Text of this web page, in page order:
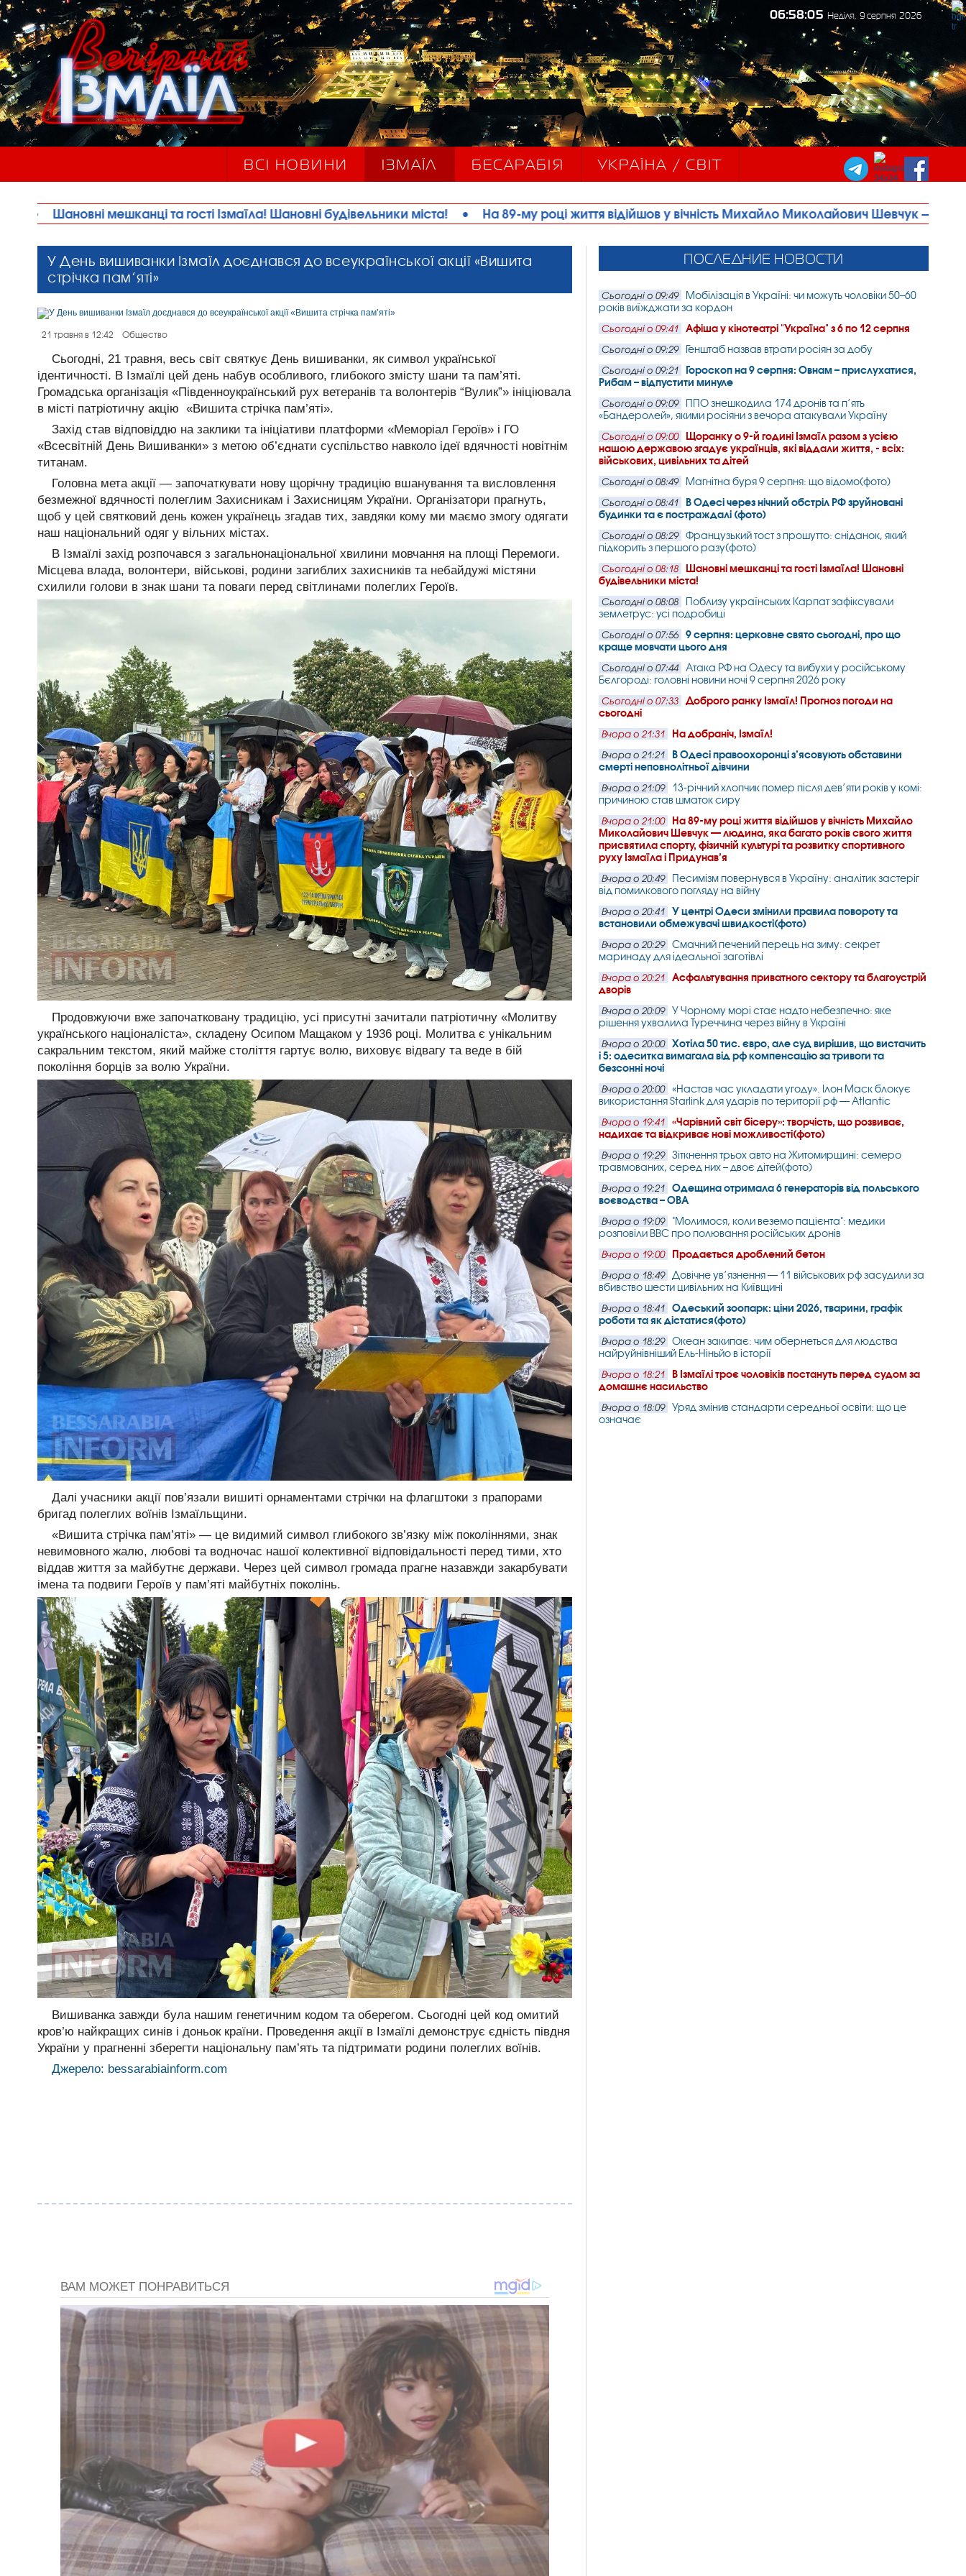
06:58:07 Неділя, 9 серпня 2026
ВСІ НОВИНИ ІЗМАЇЛ БЕСАРАБІЯ УКРАЇНА / СВІТ
та гості Ізмаїла! Шановні будівельники міста! • На 89-му році життя відійшов у вічність Михайло Миколайович Шевчук — людина, яка багато
У День вишиванки Ізмаїл доєднався до всеукраїнської акції «Вишита
стрічка пам’яті»
21 травня в 12:42 Общество
Сьогодні, 21 травня, весь світ святкує День вишиванки, як символ української
ідентичності. В Ізмаїлі цей день набув особливого, глибокого змісту шани та пам’яті.
Громадська організація «Південноукраїнський рух ветеранів та волонтерів “Вулик”» ініціювала
в місті патріотичну акцію «Вишита стрічка пам’яті».
Захід став відповіддю на заклики та ініціативи платформи «Меморіал Героїв» і ГО
«Всесвітній День Вишиванки» з метою об’єднати суспільство навколо ідеї вдячності новітнім
титанам.
Головна мета акції — започаткувати нову щорічну традицію вшанування та висловлення
безмежної вдячності полеглим Захисникам і Захисницям України. Організатори прагнуть,
щоб у цей святковий день кожен українець згадав тих, завдяки кому ми маємо змогу одягати
наш національний одяг у вільних містах.
В Ізмаїлі захід розпочався з загальнонаціональної хвилини мовчання на площі Перемоги.
Місцева влада, волонтери, військові, родини загиблих захисників та небайдужі містяни
схилили голови в знак шани та поваги перед світлинами полеглих Героїв.
Продовжуючи вже започатковану традицію, усі присутні зачитали патріотичну «Молитву
українського націоналіста», складену Осипом Мащаком у 1936 році. Молитва є унікальним
сакральним текстом, який майже століття гартує волю, виховує відвагу та веде в бій
покоління борців за волю України.
Далі учасники акції пов’язали вишиті орнаментами стрічки на флагштоки з прапорами
бригад полеглих воїнів Ізмаїльщини.
«Вишита стрічка пам’яті» — це видимий символ глибокого зв’язку між поколіннями, знак
невимовного жалю, любові та водночас нашої колективної відповідальності перед тими, хто
віддав життя за майбутнє держави. Через цей символ громада прагне назавжди закарбувати
імена та подвиги Героїв у пам’яті майбутніх поколінь.
Вишиванка завжди була нашим генетичним кодом та оберегом. Сьогодні цей код омитий
кров’ю найкращих синів і доньок країни. Проведення акції в Ізмаїлі демонструє єдність півдня
України у прагненні зберегти національну пам’ять та підтримати родини полеглих воїнів.
Джерело: bessarabiainform.com
ПОСЛЕДНИЕ НОВОСТИ
Сьогодні о 09:49
Мобілізація в Україні: чи можуть чоловіки 50–60
років виїжджати за кордон
Сьогодні о 09:41 Афіша у кінотеатрі "Україна" з 6 по 12 серпня
Сьогодні о 09:29 Генштаб назвав втрати росіян за добу
Сьогодні о 09:21
Гороскоп на 9 серпня: Овнам – прислухатися,
Рибам – відпустити минуле
Сьогодні о 09:09
ППО знешкодила 174 дронів та п’ять
«Бандеролей», якими росіяни з вечора атакували Україну
Сьогодні о 09:00
Щоранку о 9-й годині Ізмаїл разом з усією
нашою державою згадує українців, які віддали життя, - всіх:
військових, цивільних та дітей
Сьогодні о 08:49 Магнітна буря 9 серпня: що відомо(фото)
Сьогодні о 08:41
В Одесі через нічний обстріл РФ зруйновані
будинки та є постраждалі (фото)
Сьогодні о 08:29
Французький тост з прошутто: сніданок, який
підкорить з першого разу(фото)
Сьогодні о 08:18
Шановні мешканці та гості Ізмаїла! Шановні
будівельники міста!
Сьогодні о 08:08
Поблизу українських Карпат зафіксували
землетрус: усі подробиці
Сьогодні о 07:56
9 серпня: церковне свято сьогодні, про що
краще мовчати цього дня
Сьогодні о 07:44
Атака РФ на Одесу та вибухи у російському
Бєлгороді: головні новини ночі 9 серпня 2026 року
Сьогодні о 07:33
Доброго ранку Ізмаїл! Прогноз погоди на
сьогодні
Вчора о 21:31 На добраніч, Ізмаїл!
Вчора о 21:21
В Одесі правоохоронці з’ясовують обставини
смерті неповнолітньої дівчини
Вчора о 21:09
13-річний хлопчик помер після дев’яти років у комі:
причиною став шматок сиру
Вчора о 21:00
На 89-му році життя відійшов у вічність Михайло
Миколайович Шевчук — людина, яка багато років свого життя
присвятила спорту, фізичній культурі та розвитку спортивного
руху Ізмаїла і Придунав’я
Вчора о 20:49
Песимізм повернувся в Україну: аналітик застеріг
від помилкового погляду на війну
Вчора о 20:41
У центрі Одеси змінили правила повороту та
встановили обмежувачі швидкості(фото)
Вчора о 20:29
Смачний печений перець на зиму: секрет
маринаду для ідеальної заготівлі
Вчора о 20:21
Асфальтування приватного сектору та благоустрій
дворів
Вчора о 20:09
У Чорному морі стає надто небезпечно: яке
рішення ухвалила Туреччина через війну в Україні
Вчора о 20:00
Хотіла 50 тис. євро, але суд вирішив, що вистачить
і 5: одеситка вимагала від рф компенсацію за тривоги та
безсонні ночі
Вчора о 20:00
«Настав час укладати угоду». Ілон Маск блокує
використання Starlink для ударів по території рф — Atlantic
Вчора о 19:41
«Чарівний світ бісеру»: творчість, що розвиває,
надихає та відкриває нові можливості(фото)
Вчора о 19:29
Зіткнення трьох авто на Житомирщині: семеро
травмованих, серед них – двоє дітей(фото)
Вчора о 19:21
Одещина отримала 6 генераторів від польського
воєводства – ОВА
Вчора о 19:09
"Молимося, коли веземо пацієнта": медики
розповіли BBC про полювання російських дронів
Вчора о 19:00 Продається дроблений бетон
Вчора о 18:49
Довічне ув’язнення — 11 військових рф засудили за
вбивство шести цивільних на Київщині
Вчора о 18:41
Одеський зоопарк: ціни 2026, тварини, графік
роботи та як дістатися(фото)
Вчора о 18:29
Океан закипає: чим обернеться для людства
найруйнівніший Ель-Ніньйо в історії
Вчора о 18:21
В Ізмаїлі троє чоловіків постануть перед судом за
домашнє насильство
Вчора о 18:09
Уряд змінив стандарти середньої освіти: що це
означає